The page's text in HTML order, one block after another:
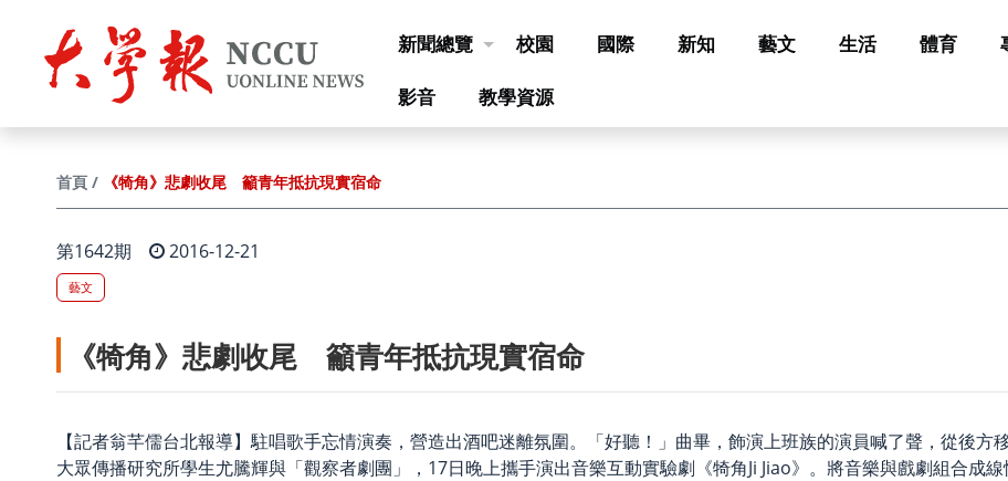
新聞總覽 校園 國際 新知 藝文 生活 體育
影音 教學資源
首頁 《犄角》悲劇收尾 籲青年抵抗現實宿命
第1642期 2016-12-21
藝文
《犄角》悲劇收尾 籲青年抵抗現實宿命
【記者翁芊儒台北報導】駐唱歌手忘情演奏，營造出酒吧迷離氛圍。「好聽！」曲畢，飾演上班族的演員喊了聲，從後
大眾傳播研究所學生尤騰輝與「觀察者劇團」，17日晚上攜手演出音樂互動實驗劇《犄角Ji Jiao》。將音樂與戲劇組合成